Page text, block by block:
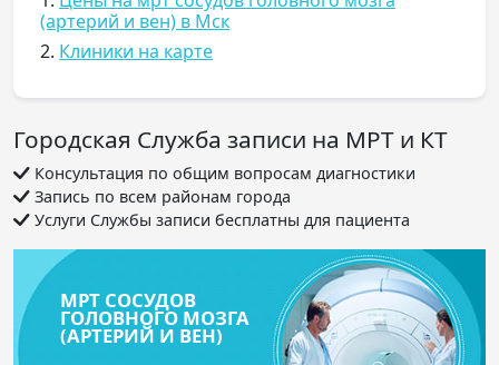
(артерий и вен) в Мск
2. Клиники на карте
Городская Служба записи на МРТ и КТ
Консультация по общим вопросам диагностики
Запись по всем районам города
Услуги Службы записи бесплатны для пациента
МРТ СОСУДОВ
ГОЛОВНОГО МОЗГА
(АРТЕРИЙ И ВЕН)